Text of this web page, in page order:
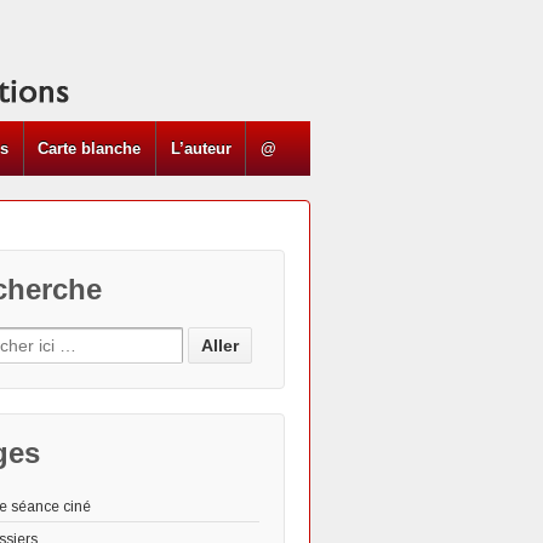
Carte blanche L’auteur @
séance ciné
"Actus"